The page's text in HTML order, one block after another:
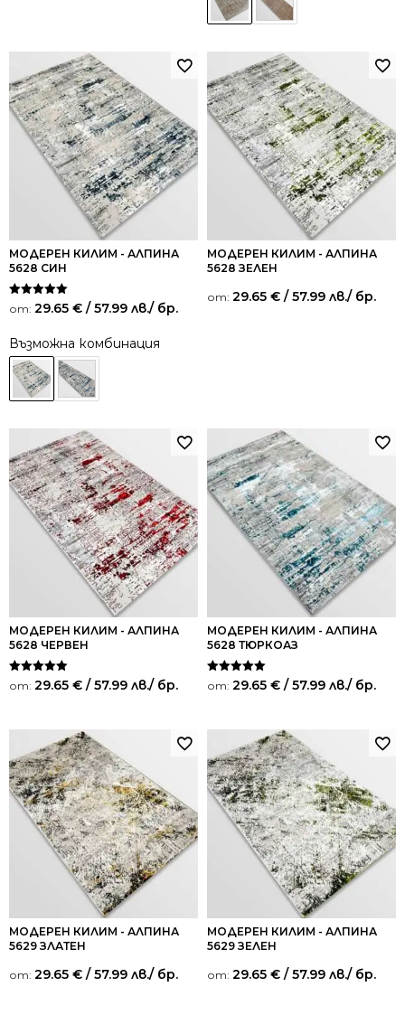
МОДЕРЕН КИЛИМ - АЛПИНА
5628 СИН
Оценено на
5.00
от: 29.65 € / 57.99 лв./ бр.
Възможна комбинация
МОДЕРЕН КИЛИМ - АЛПИНА
5628 ЗЕЛЕН
от: 29.65 € / 57.99 лв./ бр.
МОДЕРЕН КИЛИМ - АЛПИНА
5628 ЧЕРВЕН
Оценено на
5.00
от: 29.65 € / 57.99 лв./ бр.
МОДЕРЕН КИЛИМ - АЛПИНА
5628 ТЮРКОАЗ
Оценено на
5.00
от: 29.65 € / 57.99 лв./ бр.
МОДЕРЕН КИЛИМ - АЛПИНА
5629 ЗЛАТЕН
от: 29.65 € / 57.99 лв./ бр.
МОДЕРЕН КИЛИМ - АЛПИНА
5629 ЗЕЛЕН
от: 29.65 € / 57.99 лв./ бр.